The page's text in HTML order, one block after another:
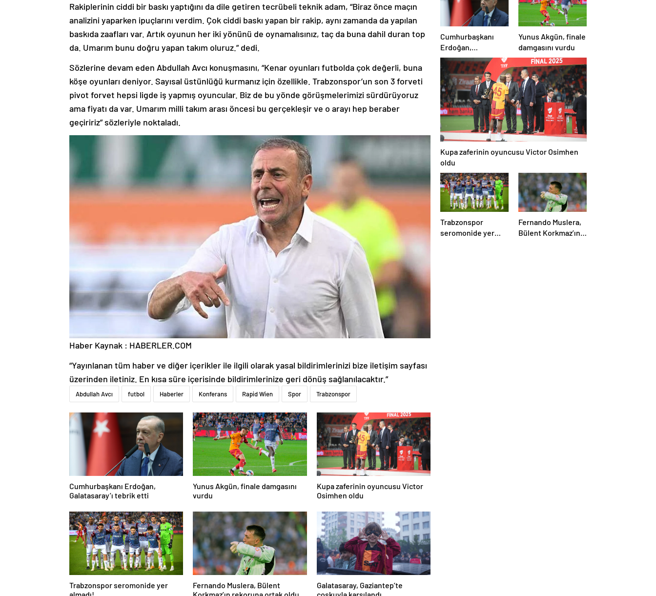
Rakiplerinin ciddi bir baskı yaptığını da dile getiren tecrübeli teknik adam, “Biraz önce maçın
analizini yaparken ipuçlarını verdim. Çok ciddi baskı yapan bir rakip, aynı zamanda da yapılan
baskıda zaafları var. Artık oyunun her iki yönünü de oynamalısınız, taç da buna dahil duran top
da. Umarım bunu doğru yapan takım oluruz.” dedi.
Sözlerine devam eden Abdullah Avcı konuşmasını, “Kenar oyunları futbolda çok değerli, buna
köşe oyunları deniyor. Sayısal üstünlüğü kurmanız için özellikle. Trabzonspor’un son 3 forveti
pivot forvet hepsi ligde iş yapmış oyuncular. Biz de bu yönde görüşmelerimizi sürdürüyoruz
ama fiyatı da var. Umarım milli takım arası öncesi bu gerçekleşir ve o arayı hep beraber
geçiririz” sözleriyle noktaladı.
Haber Kaynak : HABERLER.COM
“Yayınlanan tüm haber ve diğer içerikler ile ilgili olarak yasal bildirimlerinizi bize iletişim sayfası
üzerinden iletiniz. En kısa süre içerisinde bildirimlerinize geri dönüş sağlanılacaktır.”
Abdullah Avcı futbol Haberler Konferans Rapid Wien Spor Trabzonspor
Cumhurbaşkanı Erdoğan,
Galatasaray’ı tebrik etti
Yunus Akgün, finale damgasını
vurdu
Kupa zaferinin oyuncusu Victor
Osimhen oldu
Trabzonspor seromonide yer
almadı!
Fernando Muslera, Bülent
Korkmaz’ın rekoruna ortak oldu
Galatasaray, Gaziantep’te
coşkuyla karşılandı
Cumhurbaşkanı
Erdoğan,
Galatasaray’ı tebrik
etti
Yunus Akgün, finale
damgasını vurdu
Kupa zaferinin oyuncusu Victor Osimhen
oldu
Trabzonspor
seromonide yer
Fernando Muslera,
Bülent Korkmaz’ın